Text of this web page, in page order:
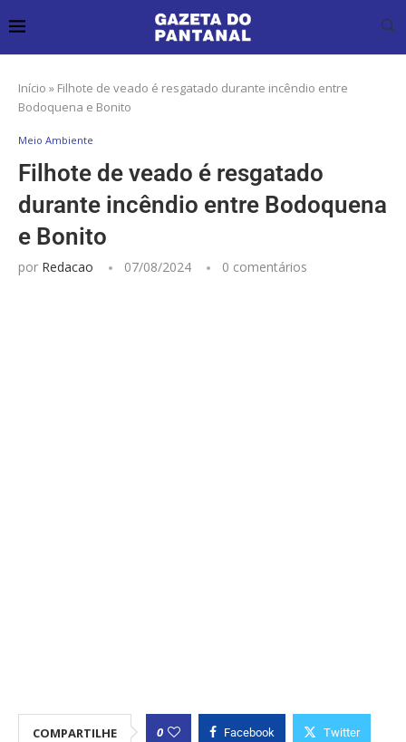
Início » Filhote de veado é resgatado durante incêndio entre
Bodoquena e Bonito
Meio Ambiente
Filhote de veado é resgatado
durante incêndio entre Bodoquena
e Bonito
por Redacao 07/08/2024 0 comentários
COMPARTILHE 0 Facebook Twitter